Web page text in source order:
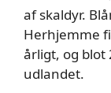
af skaldyr.
Herhjemme
årligt, og blot
udlandet.